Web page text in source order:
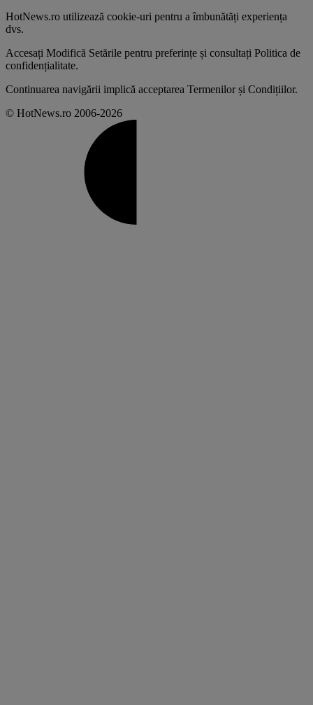
HotNews.ro utilizează cookie-uri pentru a îmbunătăți experiența
dvs.
Accesați Modifică Setările pentru preferințe și consultați Politica de
confidențialitate.
Continuarea navigării implică acceptarea Termenilor și Condițiilor.
© HotNews.ro 2006-2026